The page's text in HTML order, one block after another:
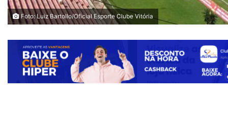
Foto: Luiz Bartollo/Oficial Esporte Clube Vitória